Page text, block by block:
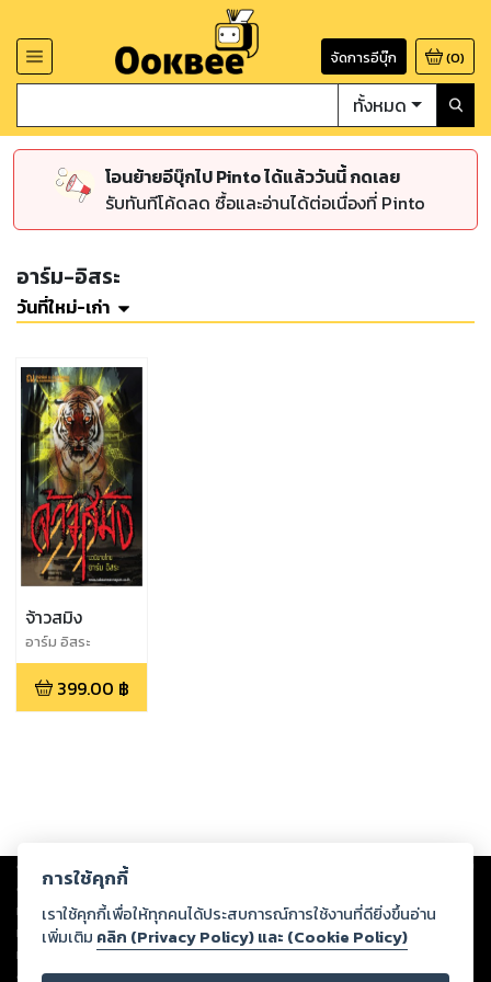
จัดการอีบุ๊ก (0)
ทั้งหมด
โอนย้ายอีบุ๊กไป Pinto ได้แล้ววันนี้ กดเลย
รับทันทีโค้ดลด ซื้อและอ่านได้ต่อเนื่องที่ Pinto
อาร์ม-อิสระ
วันที่ใหม่-เก่า
จ้าวสมิง
อาร์ม อิสระ
399.00 ฿
Copyright © 2026
ต่อผลงานหรือเนื้อหาใดที่อัปโหลดผ่านเว็บไซต์และปรากฏว่าละเมิดสิทธิใน
ทรัพย์สินทางปัญญาของบุคคลอื่นหรือขัดต่อกฎหมายและศีลธรรม ดังนั้น ผู้อ่าน
ทุกท่านโปรดใช้วิจารณญาณในการกลั่นกรองด้วยตนเอง และหากท่านพบว่าส่วน
หนึ่งส่วนใดขัดต่อกฎหมายและศีลธรรม กรุณาแจ้งมายังบริษัท เพื่อทีมงานจะได้
ดำเนินการในทันที ทั้งนี้ ทางสตอรี่ล็อกขอสงวนลิขสิทธิ์ตามพระราชบัญญัติ
การใช้คุกกี้
เราใช้คุกกี้เพื่อให้ทุกคนได้ประสบการณ์การใช้งานที่ดียิ่งขึ้นอ่าน
เพิ่มเติม คลิก (Privacy Policy) และ (Cookie Policy)